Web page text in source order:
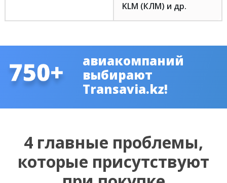
KLM (КЛМ) и др.
авиакомпаний
выбирают
Transavia.kz!
4 главные проблемы,
которые присутствуют